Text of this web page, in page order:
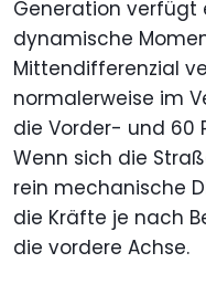
Generation verfügt
dynamische
Mittendifferenzial
normalerweise im
die Vorder- und 60
Wenn sich die
rein mechanische
die Kräfte je nach
die vordere Achse.